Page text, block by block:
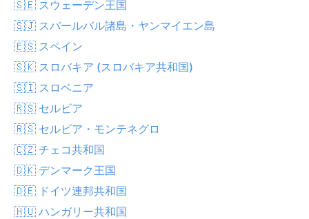
🇸🇪 スウェーデン王国
🇸🇯 スバールバル諸島・ヤンマイエン島
🇪🇸 スペイン
🇸🇰 スロバキア (スロバキア共和国)
🇸🇮 スロベニア
🇷🇸 セルビア
🇷🇸 セルビア・モンテネグロ
🇨🇿 チェコ共和国
🇩🇰 デンマーク王国
🇩🇪 ドイツ連邦共和国
🇭🇺 ハンガリー共和国